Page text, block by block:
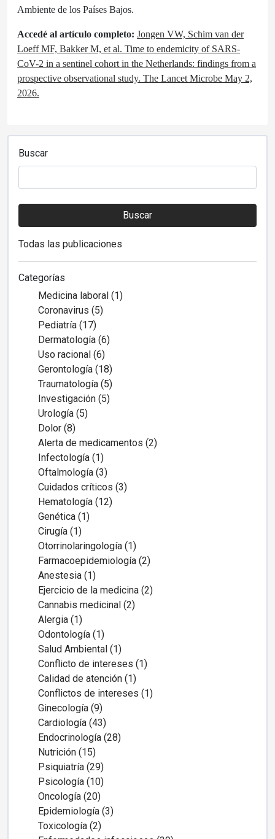
Ambiente de los Países Bajos.
Accedé al artículo completo: Jongen VW, Schim van der
Loeff MF, Bakker M, et al. Time to endemicity of SARS-
CoV-2 in a sentinel cohort in the Netherlands: findings from a
prospective observational study. The Lancet Microbe May 2,
2026.
Buscar
Buscar
Todas las publicaciones
Categorías
Medicina laboral (1)
Coronavirus (5)
Pediatría (17)
Dermatología (6)
Uso racional (6)
Gerontología (18)
Traumatología (5)
Investigación (5)
Urología (5)
Dolor (8)
Alerta de medicamentos (2)
Infectología (1)
Oftalmología (3)
Cuidados críticos (3)
Hematología (12)
Genética (1)
Cirugía (1)
Otorrinolaringología (1)
Farmacoepidemiología (2)
Anestesia (1)
Ejercicio de la medicina (2)
Cannabis medicinal (2)
Alergia (1)
Odontología (1)
Salud Ambiental (1)
Conflicto de intereses (1)
Calidad de atención (1)
Conflictos de intereses (1)
Ginecología (9)
Cardiología (43)
Endocrinología (28)
Nutrición (15)
Psiquiatría (29)
Psicología (10)
Oncología (20)
Epidemiología (3)
Toxicología (2)